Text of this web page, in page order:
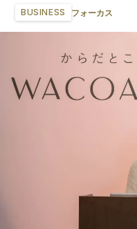
BUSINESS フォーカス